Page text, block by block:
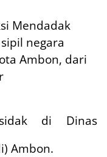
Mendadak
negara
Ambon, dari
di Dinas
Ambon.